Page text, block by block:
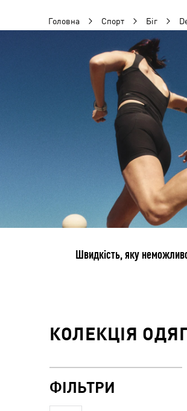
Головна Спорт Біг
Швидкість, яку
КОЛЕКЦІЯ
ФІЛЬТРИ